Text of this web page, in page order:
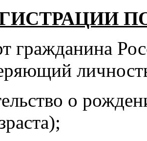
гражданина
о